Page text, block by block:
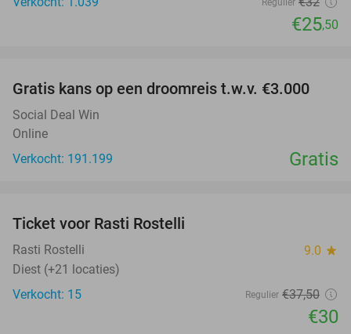
€25,50
Gratis kans op een droomreis t.w.v. €3.000
Social Deal Win
Online
Verkocht: 191.199
Gratis
TODAY
Ticket voor Rasti Rostelli
Rasti Rostelli 9.0 star
Diest (+21 locaties)
Verkocht: 15
Regulier €37,50
€30